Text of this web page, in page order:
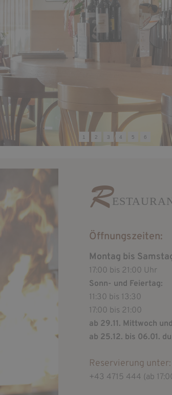
1 2 3 4 5 6
R
Öffnungszeiten:
Montag bis
17:00 bis 21:00 Uhr
Sonn- und Feiertag:
11:30 bis 13:30
17:00 bis 21:00
ab 29.11. Mittwoch
ab 25.12. bis 06.01.
Reservierung unter:
+43 4715 444 (ab